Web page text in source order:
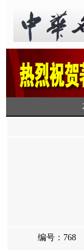
编号：768